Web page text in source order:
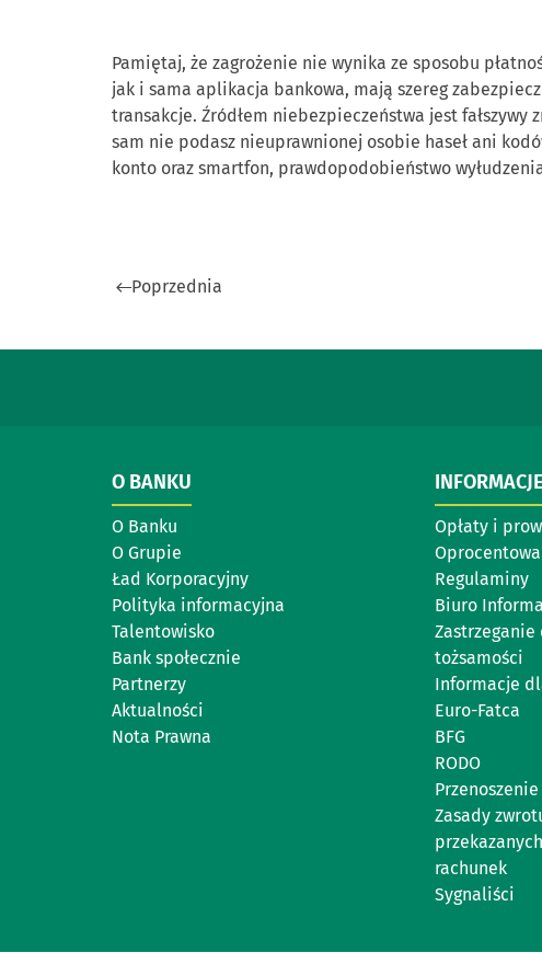
Pamiętaj, że zagrożenie nie wynika ze sposobu
jak i sama aplikacja bankowa, mają szereg
transakcje. Źródłem niebezpieczeństwa jest fałszywy
sam nie podasz nieuprawnionej osobie haseł ani
konto oraz smartfon, prawdopodobieństwo
Poprzednia
O BANKU
O Banku
O Grupie
Ład Korporacyjny
Polityka informacyjna
Talentowisko
Bank społecznie
Partnerzy
Aktualności
Nota Prawna
Opłaty i
Regulaminy
Biuro
tożsamości
Informacje
Euro-Fatca
BFG
RODO
Zasady
rachunek
Sygnaliści